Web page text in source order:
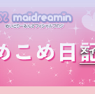
メ